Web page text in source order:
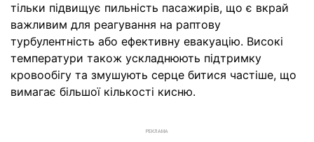
тільки підвищує пильність пасажирів, що є вкрай
важливим для реагування на раптову
турбулентність або ефективну евакуацію. Високі
температури також ускладнюють підтримку
кровообігу та змушують серце битися частіше, що
вимагає більшої кількості кисню.
РЕКЛАМА